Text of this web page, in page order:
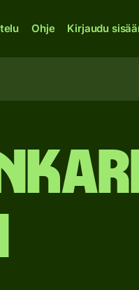
Ohje Kirjaudu